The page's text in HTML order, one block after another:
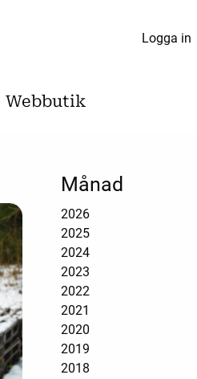
Logga in
Webbutik
Månad
2026
2025
2024
2023
2022
2021
2020
2019
2018